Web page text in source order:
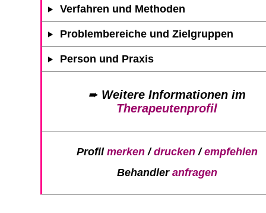
Verfahren und Methoden
Problembereiche und Zielgruppen
Person und Praxis
➨ Weitere Informationen im
Therapeutenprofil
Profil merken/drucken/empfehlen
Behandler anfragen